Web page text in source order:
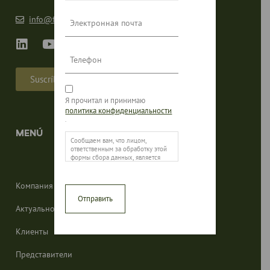
info@fibosa.com
Suscríbete a la Newsletter
MENÚ
Компания
Актуальное
Клиенты
Представители
Consentimiento
Я прочитал и принимаю
политика конфиденциальности
.
Сообщаем вам, что лицом,
ответственным за обработку этой
формы сбора данных, является
зарегистрировать запрос
иметь возможность управлять его
связанную с услугами и/или
Кроме того, мы сообщаем
лечения является его согласие.